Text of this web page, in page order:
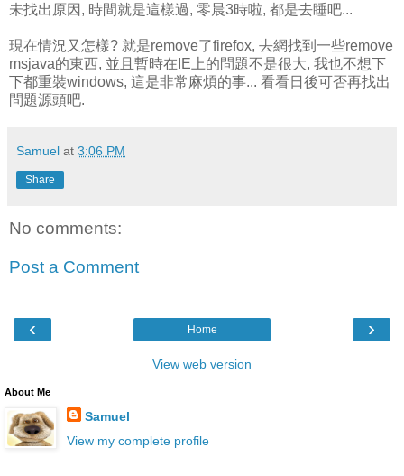
未找出原因, 時間就是這樣過, 零晨3時啦, 都是去睡吧...
現在情況又怎樣? 就是remove了firefox, 去網找到一些remove
msjava的東西, 並且暫時在IE上的問題不是很大, 我也不想下
下都重裝windows, 這是非常麻煩的事... 看看日後可否再找出
問題源頭吧.
Samuel at 3:06 PM
Share
No comments:
Post a Comment
‹ ›
Home
View web version
About Me
Samuel
View my complete profile